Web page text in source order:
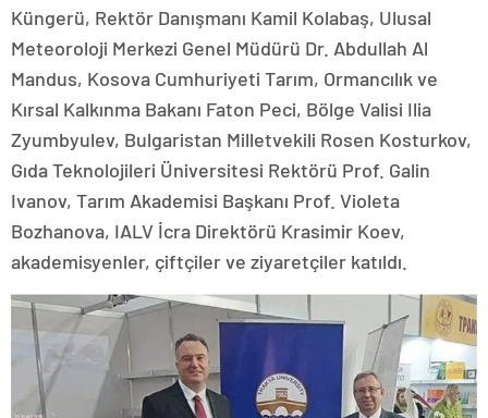
Küngerü, Rektör Danışmanı Kamil Kolabaş, Ulusal
Meteoroloji Merkezi Genel Müdürü Dr. Abdullah Al
Mandus, Kosova Cumhuriyeti Tarım, Ormancılık ve
Kırsal Kalkınma Bakanı Faton Peci, Bölge Valisi Ilia
Zyumbyulev, Bulgaristan Milletvekili Rosen Kosturkov,
Gıda Teknolojileri Üniversitesi Rektörü Prof. Galin
Ivanov, Tarım Akademisi Başkanı Prof. Violeta
Bozhanova, IALV İcra Direktörü Krasimir Koev,
akademisyenler, çiftçiler ve ziyaretçiler katıldı.